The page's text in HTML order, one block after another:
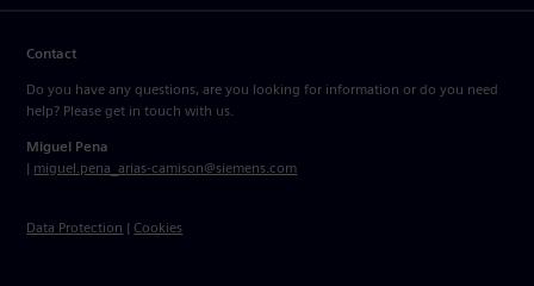
Contact
Do you have any questions, are you looking for information or do you need
help? Please get in touch with us.
Miguel Pena
| miguel.pena_arias-camison@siemens.com
Data Protection | Cookies